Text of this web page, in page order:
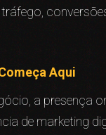
Aqui
a presença
de marketing